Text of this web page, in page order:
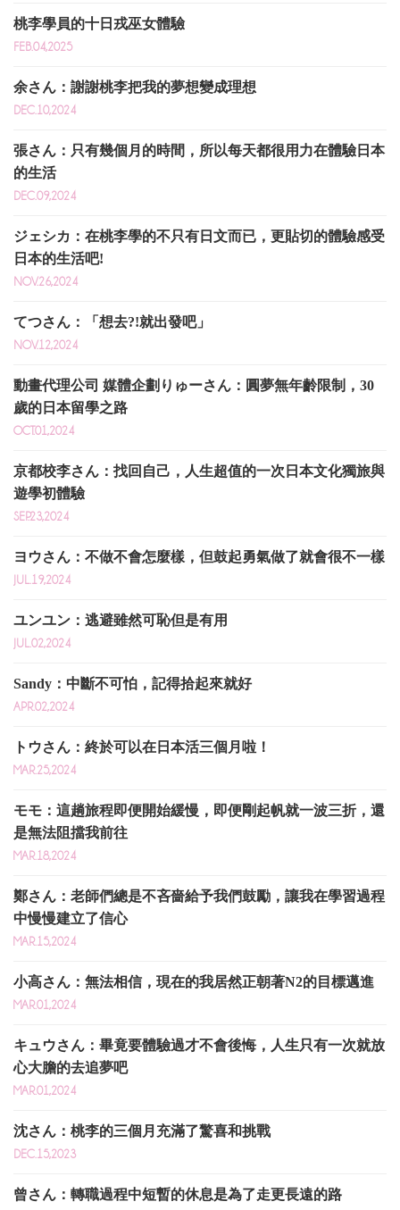
桃李學員的十日戎巫女體驗
FEB.04,2025
余さん：謝謝桃李把我的夢想變成理想
DEC.10,2024
張さん：只有幾個月的時間，所以每天都很用力在體驗日本
的生活
DEC.09,2024
ジェシカ：在桃李學的不只有日文而已，更貼切的體驗感受
日本的生活吧!
NOV.26,2024
てつさん：「想去?!就出發吧」
NOV.12,2024
動畫代理公司 媒體企劃りゅーさん：圓夢無年齡限制，30
歲的日本留學之路
OCT.01,2024
京都校李さん：找回自己，人生超值的一次日本文化獨旅與
遊學初體驗
SEP.23,2024
ヨウさん：不做不會怎麼樣，但鼓起勇氣做了就會很不一樣
JUL.19,2024
ユンユン：逃避雖然可恥但是有用
JUL.02,2024
Sandy：中斷不可怕，記得拾起來就好
APR.02,2024
トウさん：終於可以在日本活三個月啦！
MAR.25,2024
モモ：這趟旅程即便開始緩慢，即便剛起帆就一波三折，還
是無法阻擋我前往
MAR.18,2024
鄭さん：老師們總是不吝嗇給予我們鼓勵，讓我在學習過程
中慢慢建立了信心
MAR.15,2024
小高さん：無法相信，現在的我居然正朝著N2的目標邁進
MAR.01,2024
キュウさん：畢竟要體驗過才不會後悔，人生只有一次就放
心大膽的去追夢吧
MAR.01,2024
沈さん：桃李的三個月充滿了驚喜和挑戰
DEC.15,2023
曾さん：轉職過程中短暫的休息是為了走更長遠的路